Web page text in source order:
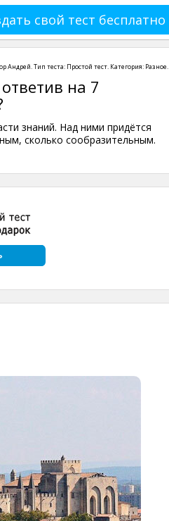
свой тест бесплатно
Андрей. Тип теста: Простой тест. Категория: Разное.
на 7
знаний. Над ними придётся
сколько сообразительным.